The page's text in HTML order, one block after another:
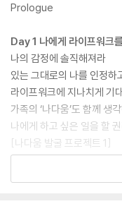
Prologue
Day 1 나에게 라이프워크
나의 감정에 솔직해져라
있는 그대로의 나를 인정하
라이프워크에 지나치게 기
가족의 ‘나다움’도 함께 생
나에게 하고 싶은 일을 할
[나다움 발굴 프로젝트 1]
Day 2 자기 긍정감을 끌어